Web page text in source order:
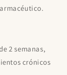
2 semanas,
crónicos